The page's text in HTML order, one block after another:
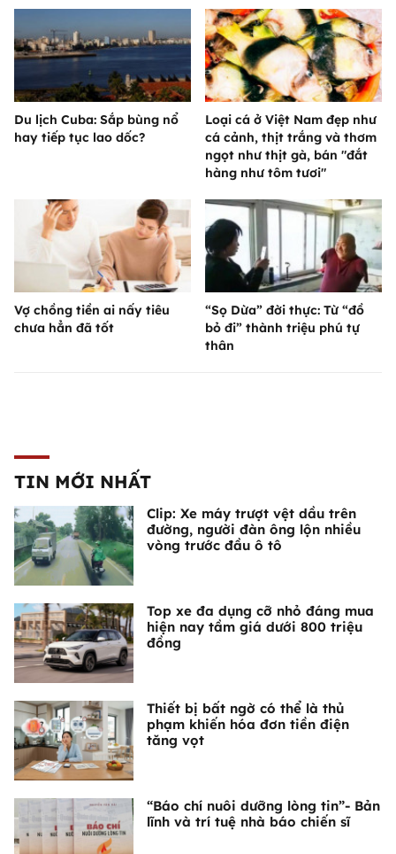
Du lịch Cuba: Sắp bùng nổ
hay tiếp tục lao dốc?
Loại cá ở Việt Nam đẹp như
cá cảnh, thịt trắng và thơm
ngọt như thịt gà, bán "đắt
hàng như tôm tươi"
Vợ chồng tiền ai nấy tiêu
chưa hẳn đã tốt
“Sọ Dừa” đời thực: Từ “đồ
bỏ đi” thành triệu phú tự
thân
TIN MỚI NHẤT
Clip: Xe máy trượt vệt dầu trên
đường, người đàn ông lộn nhiều
vòng trước đầu ô tô
Top xe đa dụng cỡ nhỏ đáng mua
hiện nay tầm giá dưới 800 triệu
đồng
Thiết bị bất ngờ có thể là thủ
phạm khiến hóa đơn tiền điện
tăng vọt
“Báo chí nuôi dưỡng lòng tin”- Bản
lĩnh và trí tuệ nhà báo chiến sĩ